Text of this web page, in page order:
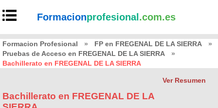
Formacionprofesional .com.es
Formacion Profesional » FP en FREGENAL DE LA SIERRA
»
Pruebas de Acceso en FREGENAL DE LA SIERRA
»
Bachillerato en FREGENAL DE LA SIERRA
Ver Resumen
Bachillerato en FREGENAL DE LA